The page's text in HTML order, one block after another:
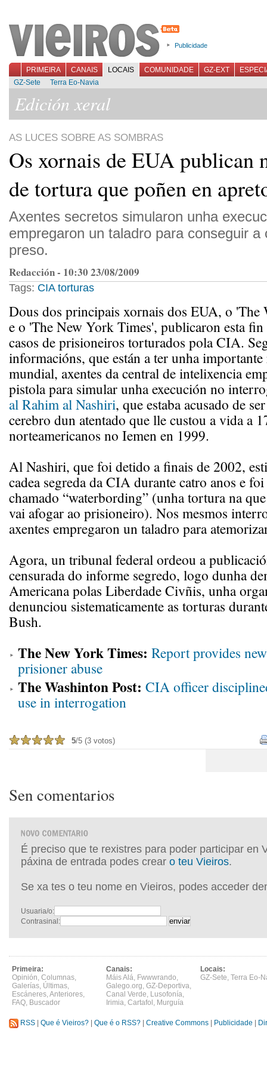
Publicidade
PRIMEIRA CANAIS LOCAIS COMUNIDADE GZ-EXT
GZ-Sete
Terra Eo-Navia
Edición xeral
AS LUCES SOBRE AS SOMBRAS
Os xornais de EUA publican
de tortura que poñen en
Axentes secretos simularon unha
empregaron un taladro para conseguir a
preso.
Redacción - 10:30 23/08/2009
Tags: CIA torturas
Dous dos principais xornais dos EUA, o 'The
e o 'The New York Times', publicaron esta fin
casos de prisioneiros torturados pola CIA.
informacións, que están a ter unha
mundial, axentes da central de intelixencia
pistola para simular unha execución no
al Rahim al Nashiri, que estaba acusado de
cerebro dun atentado que lle custou a vida a
norteamericanos no Iemen en 1999.
Al Nashiri, que foi detido a finais de 2002,
cadea segreda da CIA durante catro anos e
chamado “waterbording” (unha tortura na
vai afogar ao prisioneiro). Nos mesmos
axentes empregaron un taladro para
Agora, un tribunal federal ordeou a
censurada do informe segredo, logo dunha
Americana polas Liberdade Civñis, unha
denunciou sistematicamente as torturas
Bush.
The New York Times: Report provides
prisioner abuse
The Washinton Post: CIA officer
use in interrogation
5/5 (3 votos)
Sen comentarios
É preciso que te rexistres para poder participar en
páxina de entrada podes crear o teu Vieiros.
Se xa tes o teu nome en Vieiros, podes acceder
Usuaria/o:
Contrasinal:
Primeira:
Opinión, Columnas,
Galerías, Últimas,
Escáneres,Anteriores,
FAQ, Buscador
Canais:
Máis Alá, Fwwwrando,
Galego.org, GZ-Deportiva,
Canal Verde, Lusofonía,
Irimia, Cartafol , Murguía
Locais:
GZ-Sete, Terra Eo-
RSS Que é Vieiros? Que é o RSS? Creative Commons Publicidade